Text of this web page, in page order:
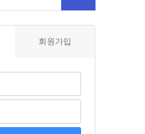
회원가입